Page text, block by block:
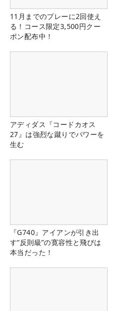
11月までのプレーに2回使え
る！コース限定3,500円クー
ポン配布中！
アディダス『コードカオス
27』は強烈な蹴りでパワーを
生む
『G740』アイアンが引き出
す“反則級”の寛容性と飛びは
本当だった！